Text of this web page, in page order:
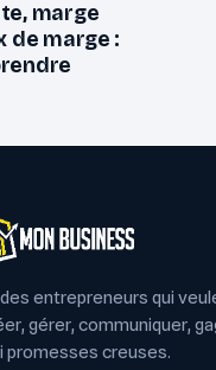
marge
de marge :
entrepreneurs qui
gérer, communiquer,
promesses creuses.